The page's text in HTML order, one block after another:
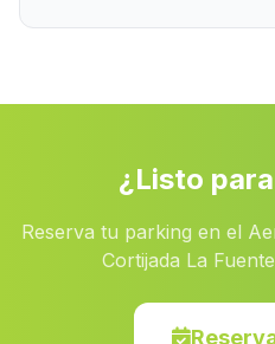
Casas Haza del Lino
Almeria(Malaga)
Santaella(Malaga)
Caserios Mina Caridad
¿Listo
Reserva tu parking en el
Cortijada La